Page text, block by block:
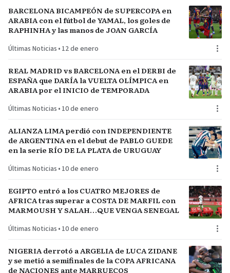
BARCELONA BICAMPEÓN de SUPERCOPA en
ARABIA con el fútbol de YAMAL, los goles de
RAPHINHA y las manos de JOAN GARCÍA
Últimas Noticias • 12 de enero
REAL MADRID vs BARCELONA en el DERBI de
ESPAÑA que DARÍA la VUELTA OLÍMPICA en
ARABIA por el INICIO de TEMPORADA
Últimas Noticias • 10 de enero
ALIANZA LIMA perdió con INDEPENDIENTE
de ARGENTINA en el debut de PABLO GUEDE
en la serie RÍO DE LA PLATA de URUGUAY
Últimas Noticias • 10 de enero
EGIPTO entró a los CUATRO MEJORES de
AFRICA tras superar a COSTA DE MARFIL con
MARMOUSH Y SALAH…QUE VENGA SENEGAL
Últimas Noticias • 10 de enero
NIGERIA derrotó a ARGELIA de LUCA ZIDANE
y se metió a semifinales de la COPA AFRICANA
de NACIONES ante MARRUECOS